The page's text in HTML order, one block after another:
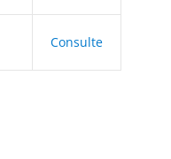
Consulte